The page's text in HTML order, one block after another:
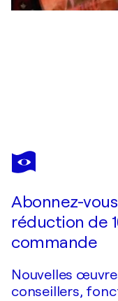
HAKIM TOUNSI
Floral
Abonnez-
réduction de
commande
Nouvelles
conseillers,